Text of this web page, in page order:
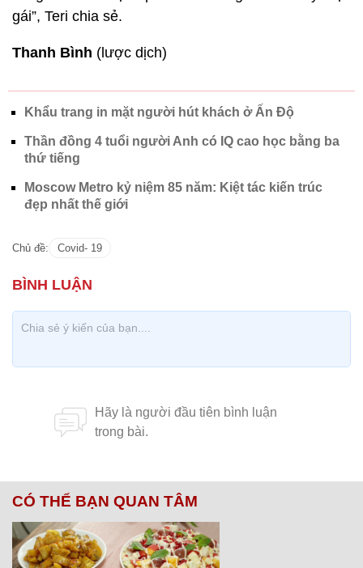
gái”, Teri chia sẻ.
Thanh Bình (lược dịch)
Khẩu trang in mặt người hút khách ở Ấn Độ
Thần đồng 4 tuổi người Anh có IQ cao học bằng ba
thứ tiếng
Moscow Metro kỷ niệm 85 năm: Kiệt tác kiến trúc
đẹp nhất thế giới
Chủ đề: Covid- 19
CÓ THỂ BẠN QUAN TÂM